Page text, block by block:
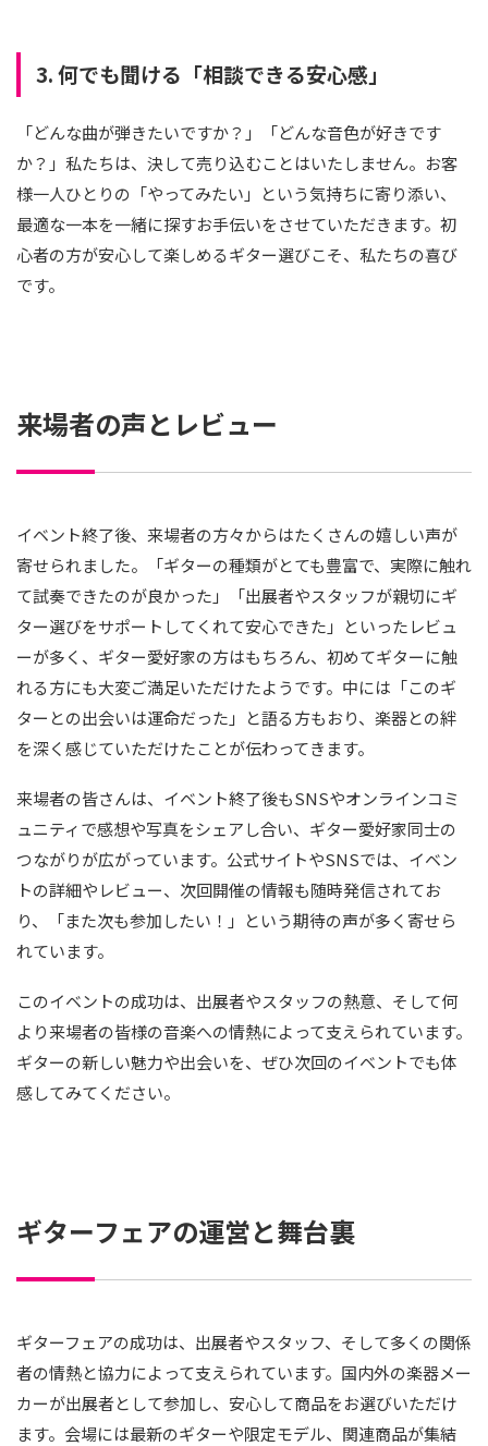
3. 何でも聞ける「相談できる安心感」
「どんな曲が弾きたいですか？」「どんな音色が好きです
か？」私たちは、決して売り込むことはいたしません。お客
様一人ひとりの「やってみたい」という気持ちに寄り添い、
最適な一本を一緒に探すお手伝いをさせていただきます。初
心者の方が安心して楽しめるギター選びこそ、私たちの喜び
です。
来場者の声とレビュー
イベント終了後、来場者の方々からはたくさんの嬉しい声が
寄せられました。「ギターの種類がとても豊富で、実際に触れ
て試奏できたのが良かった」「出展者やスタッフが親切にギ
ター選びをサポートしてくれて安心できた」といったレビュ
ーが多く、ギター愛好家の方はもちろん、初めてギターに触
れる方にも大変ご満足いただけたようです。中には「このギ
ターとの出会いは運命だった」と語る方もおり、楽器との絆
を深く感じていただけたことが伝わってきます。
来場者の皆さんは、イベント終了後もSNSやオンラインコミ
ュニティで感想や写真をシェアし合い、ギター愛好家同士の
つながりが広がっています。公式サイトやSNSでは、イベン
トの詳細やレビュー、次回開催の情報も随時発信されてお
り、「また次も参加したい！」という期待の声が多く寄せら
れています。
このイベントの成功は、出展者やスタッフの熱意、そして何
より来場者の皆様の音楽への情熱によって支えられています。
ギターの新しい魅力や出会いを、ぜひ次回のイベントでも体
感してみてください。
ギターフェアの運営と舞台裏
ギターフェアの成功は、出展者やスタッフ、そして多くの関係
者の情熱と協力によって支えられています。国内外の楽器メー
カーが出展者として参加し、安心して商品をお選びいただけ
ます。会場には最新のギターや限定モデル、関連商品が集結